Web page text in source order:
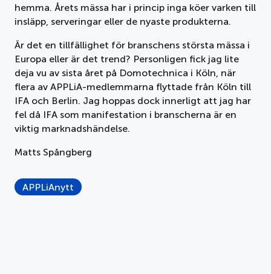
hemma. Årets mässa har i princip inga köer varken till
insläpp, serveringar eller de nyaste produkterna.
Är det en tillfällighet för branschens största mässa i
Europa eller är det trend? Personligen fick jag lite
deja vu av sista året på Domotechnica i Köln, när
flera av APPLiA-medlemmarna flyttade från Köln till
IFA och Berlin. Jag hoppas dock innerligt att jag har
fel då IFA som manifestation i branscherna är en
viktig marknadshändelse.
Matts Spångberg
APPLiAnytt